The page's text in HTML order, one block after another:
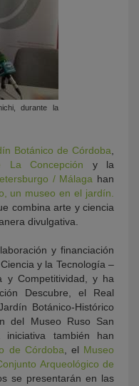
durante la
Botánico de Córdoba
La Concepción y la
/ Málaga han
un museo en el jardín.
combina arte y ciencia
divulgativa.
y financiación
y la Tecnología –
y Competitividad, y ha
Descubre, el Real
Botánico-Histórico
del Museo Ruso San
también han
de Córdoba , el Museo
Arqueológico de
se presentarán en las